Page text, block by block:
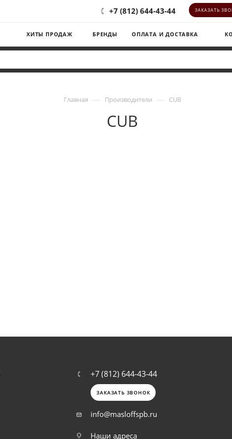
+7 (812) 644-43-44 ЗАКАЗАТЬ
ХИТЫ ПРОДАЖ БРЕНДЫ ОПЛАТА И ДОСТАВКА
Главная — Производители — CUB
CUB
+7 (812) 644-43-44
ЗАКАЗАТЬ ЗВОНОК
info@masloffspb.ru
Наши адреса